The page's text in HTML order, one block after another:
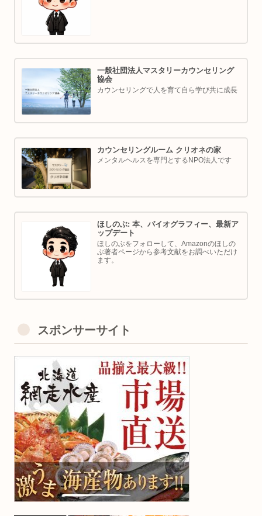
一般社団法人マスタリーカウンセリング
協会
カウンセリングで人を育て自ら学び共に成長
カウンセリングルーム クリオネの家
メンタルヘルスを専門とするNPO法人です
ほしのぶ: 本、バイオグラフィー、最新ア
ップデート
ほしのぶをフォローして、Amazonのほしの
ぶ著者ページから参考文献をお調べいただけ
ます。
スポンサーサイト